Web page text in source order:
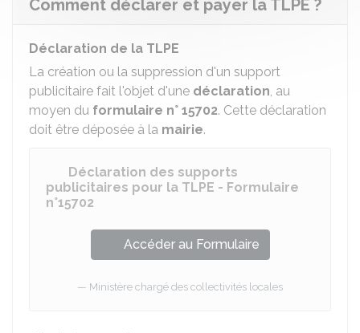
Comment déclarer et payer la TLPE ?
Déclaration de la TLPE
La création ou la suppression d'un support
publicitaire fait l'objet d'une déclaration, au
moyen du formulaire n° 15702. Cette déclaration
doit être déposée à la mairie.
Déclaration des supports
publicitaires pour la TLPE - Formulaire
n°15702
Accéder au Formulaire
Ministère chargé des collectivités locales